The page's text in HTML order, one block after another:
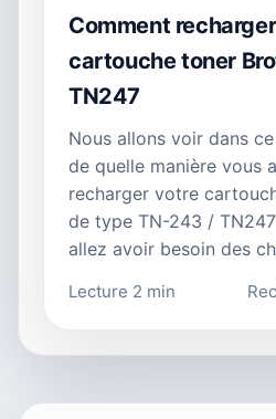
Comment
cartouche toner
TN247
Nous allons voir dans
de quelle manière vous
recharger votre
de type TN-243 /
allez avoir besoin des
Lecture 2 min